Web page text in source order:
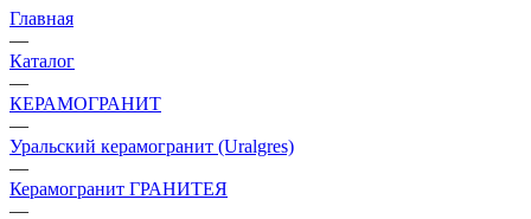
Главная
—
Каталог
—
КЕРАМОГРАНИТ
—
Уральский керамогранит (Uralgres)
—
Керамогранит ГРАНИТЕЯ
—